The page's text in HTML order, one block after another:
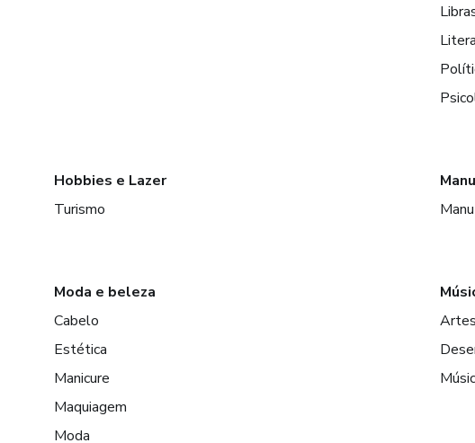
Hobbies e Lazer
Turismo
Moda e beleza
Cabelo
Estética
Manicure
Maquiagem
Moda